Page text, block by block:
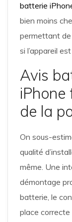
batterie
bien moins
permettant
si l’appareil
Avis
iPhone
de la
On sous-
qualité
même. Une
démontage
batterie, le
place